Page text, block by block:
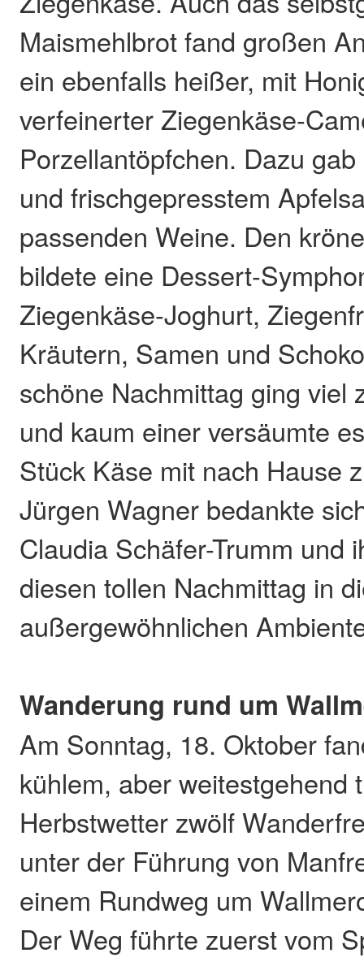
Maismehlbrot fand großen
ein ebenfalls heißer, mit
verfeinerter Ziegenkäse-
Porzellantöpfchen. Dazu
und frischgepresstem
passenden Weine. Den
bildete eine Dessert-
Ziegenkäse-Joghurt,
Kräutern, Samen und
schöne Nachmittag ging viel
und kaum einer versäumte
Stück Käse mit nach Hause
Jürgen Wagner bedankte
Claudia Schäfer-Trumm und
diesen tollen Nachmittag in
außergewöhnlichen
Wanderung rund um
Am Sonntag, 18. Oktober
kühlem, aber weitestgehend
Herbstwetter zwölf
unter der Führung von
einem Rundweg um
Der Weg führte zuerst vom